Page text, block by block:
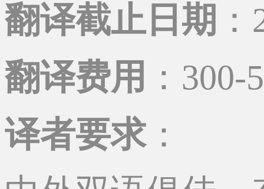
翻译截止日期
翻译费用 ：
译者要求：